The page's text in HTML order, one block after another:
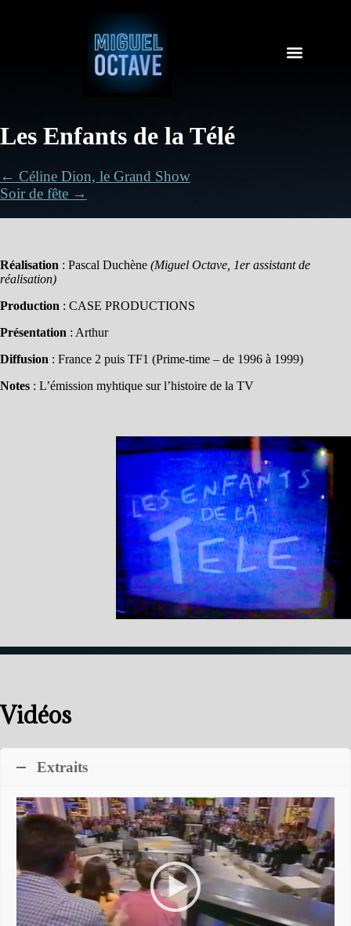
Les Enfants de la Télé
← Céline Dion, le Grand Show
Soir de fête →
Réalisation : Pascal Duchène (Miguel Octave, 1er assistant de
réalisation)
Production : CASE PRODUCTIONS
Présentation : Arthur
Diffusion : France 2 puis TF1 (Prime-time – de 1996 à 1999)
Notes : L’émission myhtique sur l’histoire de la TV
Vidéos
Extraits